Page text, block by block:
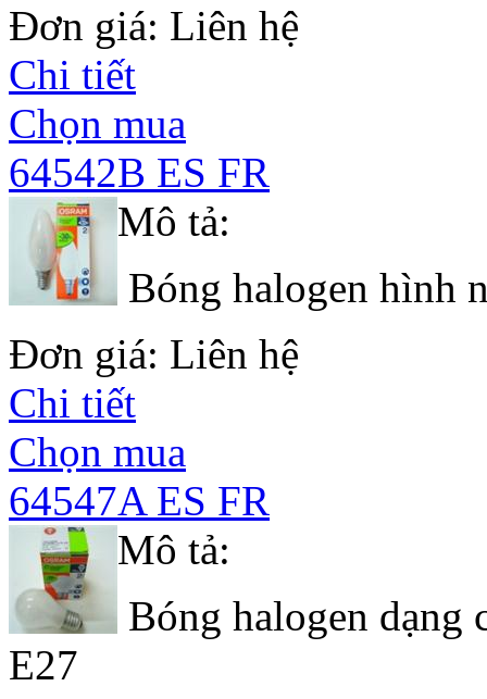
Đơn giá: Liên hệ
Chi tiết
Chọn mua
64542B ES FR
Mô tả:
Bóng halogen hình
Đơn giá: Liên hệ
Chi tiết
Chọn mua
64547A ES FR
Mô tả:
Bóng halogen dạng
E27